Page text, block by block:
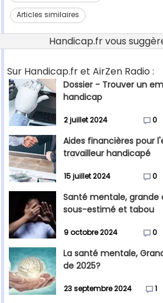
Articles similaires
Handicap.fr vous
Sur Handicap.fr et AirZen Radio :
Dossier - Trouver un
handicap
2 juillet 2024 0
Aides financières pour
travailleur handicapé
15 juillet 2024 0
Santé mentale, grande
sous-estimé et tabou
9 octobre 2024 0
La santé mentale,
de 2025?
23 septembre 2024 1